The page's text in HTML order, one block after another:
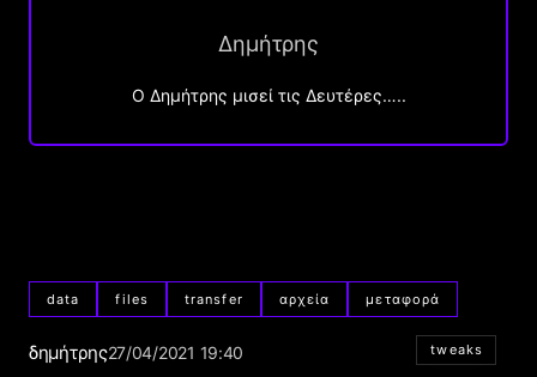
Δημήτρης
O Δημήτρης μισεί τις Δευτέρες…..
data files transfer αρχεία μεταφορά
δημήτρης27/04/2021 19:40 tweaks